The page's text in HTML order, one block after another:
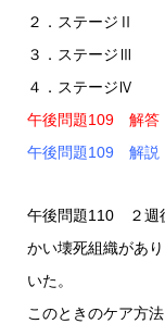
２．ステージⅡ
３．ステージⅢ
４．ステージⅣ
午後問題109 解
午後問題109 解説
午後問題110 ２週
かい壊死組織があ
いた。
このときのケア方